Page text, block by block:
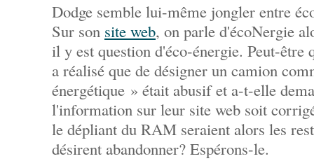
Dodge semble lui-même jongler entre
Sur son site web, on parle d'écoNergie
il y est question d'éco-énergie. Peut-être
a réalisé que de désigner un camion
énergétique » était abusif et a-t-elle
l'information sur leur site web soit
le dépliant du RAM seraient alors les
désirent abandonner? Espérons-le.